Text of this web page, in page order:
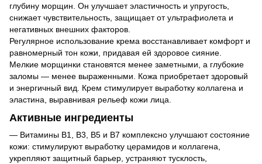
глубину морщин. Он улучшает эластичность и упругость,
снижает чувствительность, защищает от ультрафиолета и
негативных внешних факторов.
Регулярное использование крема восстанавливает комфорт и
равномерный тон кожи, придавая ей здоровое сияние.
Мелкие морщинки становятся менее заметными, а глубокие
заломы — менее выраженными. Кожа приобретает здоровый
и энергичный вид. Крем стимулирует выработку коллагена и
эластина, выравнивая рельеф кожи лица.
Активные ингредиенты
— Витамины B1, B3, B5 и B7 комплексно улучшают состояние
кожи: стимулируют выработку церамидов и коллагена,
укрепляют защитный барьер, устраняют тусклость,